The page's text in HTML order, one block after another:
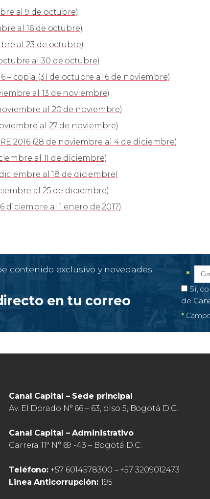
al 9 de octubre)
al 16 de octubre)
al 23 de octubre)
octubre al 30 de octubre)
– copia (31 de octubre al 6 de noviembre)
al 13 de noviembre)
noviembre al 20 de noviembre)
al 27 de noviembre)
2016 (28 de noviembre al 4 de diciembre)
al 11 de diciembre)
diciembre al 18 de diciembre)
al 25 de diciembre)
diciembre al 1 enero de 2017)
contenido exclusivo y novedades
en tu correo
*
Sí,
de
*
Canal Capital – Sede principal
Av. El Dorado N° 66 – 63, piso 5, Bogotá D.C.
Canal Capital – Administrativo
Carrera 11ª N° 69 -43 – Bogotá D.C.
Teléfono: +57 6014578300 – +57 3209012473
Linea Anticorrupción: 195